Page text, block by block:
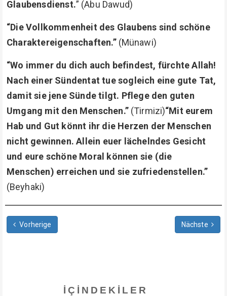
Glaubensdienst.” (Abu Dawud)
“Die Vollkommenheit des Glaubens sind schöne
Charaktereigenschaften.”(Münawi)
“Wo immer du dich auch befindest, fürchte Allah!
Nach einer Sündentat tue sogleich eine gute Tat,
damit sie jene Sünde tilgt. Pflege den guten
Umgang mit den Menschen.” (Tirmizi)“Mit eurem
Hab und Gut könnt ihr die Herzen der Menschen
nicht gewinnen. Allein euer lächelndes Gesicht
und eure schöne Moral können sie (die
Menschen) erreichen und sie zufriedenstellen.”
(Beyhaki)
Vorherige Nächste
İÇINDEKILER